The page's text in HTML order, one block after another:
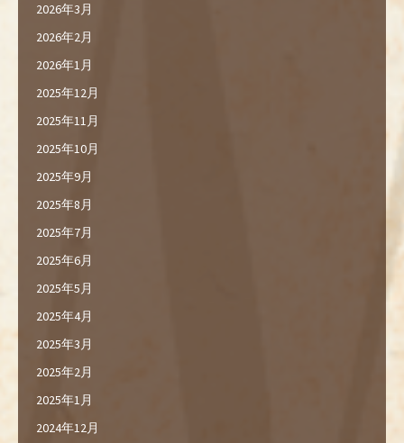
2026年3月
2026年2月
2026年1月
2025年12月
2025年11月
2025年10月
2025年9月
2025年8月
2025年7月
2025年6月
2025年5月
2025年4月
2025年3月
2025年2月
2025年1月
2024年12月